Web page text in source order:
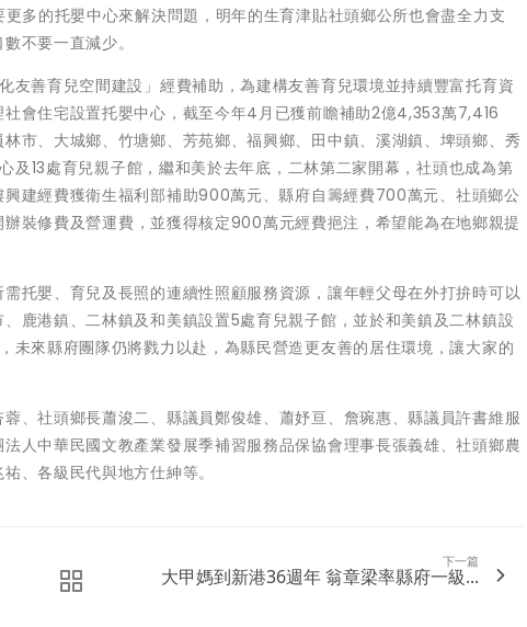
多的托嬰中心來解決問題，明年的生育津貼社頭鄉公所也會盡全力支
不要一直減少。
善育兒空間建設」經費補助，為建構友善育兒環境並持續豐富托育資
會住宅設置托嬰中心，截至今年4月已獲前瞻補助2億4,353萬7,416
市、大城鄉、竹塘鄉、芳苑鄉、福興鄉、田中鎮、溪湖鎮、埤頭鄉、秀
13處育兒親子館，繼和美於去年底，二林第二家開幕，社頭也成為第
建經費獲衛生福利部補助900萬元、縣府自籌經費700萬元、社頭鄉公
裝修費及營運費，並獲得核定900萬元經費挹注，希望能為在地鄉親提
托嬰、育兒及長照的連續性照顧服務資源，讓年輕父母在外打拚時可以
鹿港鎮、二林鎮及和美鎮設置5處育兒親子館，並於和美鎮及二林鎮設
未來縣府團隊仍將戮力以赴，為縣民營造更友善的居住環境，讓大家的
、社頭鄉長蕭浚二、縣議員鄭俊雄、蕭妤亘、詹琬惠、縣議員許書維服
人中華民國文教產業發展季補習服務品保協會理事長張義雄、社頭鄉農
、各級民代與地方仕紳等。
下一篇
大甲媽到新港36週年 翁章梁率縣府一級...